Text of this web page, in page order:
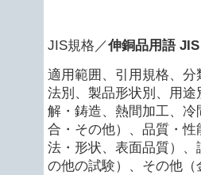
JIS規格／伸銅品用語
適用範囲、引用規格、
法別、製品形状別、用
解・鋳造、熱間加工、
合・その他）、品質・
法・形状、表面品質）
の他の試験）、その他